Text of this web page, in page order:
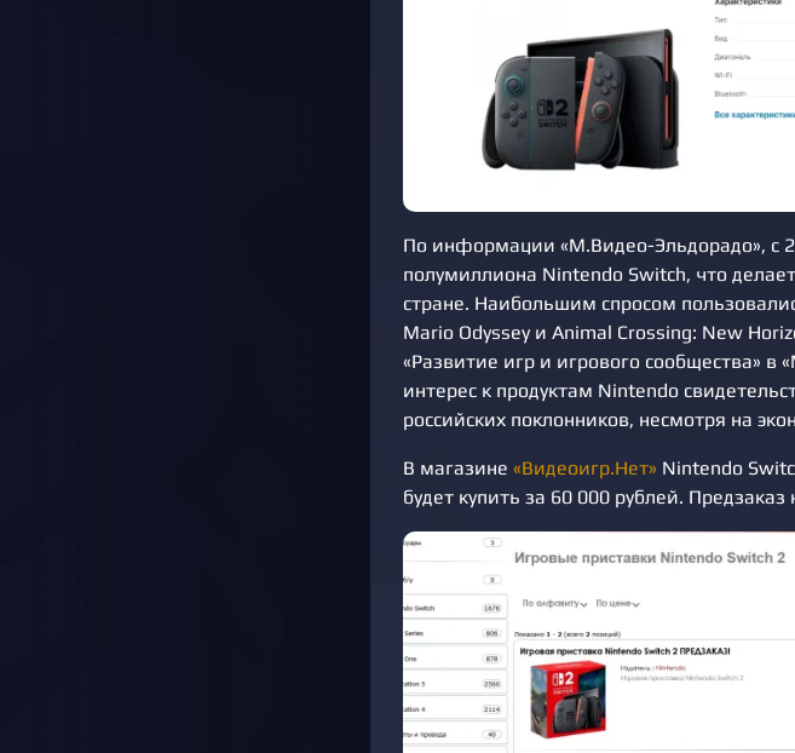
По информации «М.Видео-Эльдорадо», с
полумиллиона Nintendo Switch, что
стране. Наибольшим спросом
Mario Odyssey и Animal Crossing: New
«Развитие игр и игрового сообщества»
интерес к продуктам Nintendo
российских поклонников, несмотря на
В магазине «Видеоигр.Нет» Nintendo
будет купить за 60 000 рублей.